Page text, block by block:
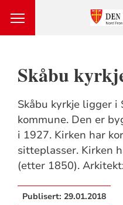
Skåbu
Skåbu kyrkje ligger i
kommune. Den er
i 1927. Kirken har
sitteplasser. Kirken
(etter 1850).
Publisert: 29.01.2018